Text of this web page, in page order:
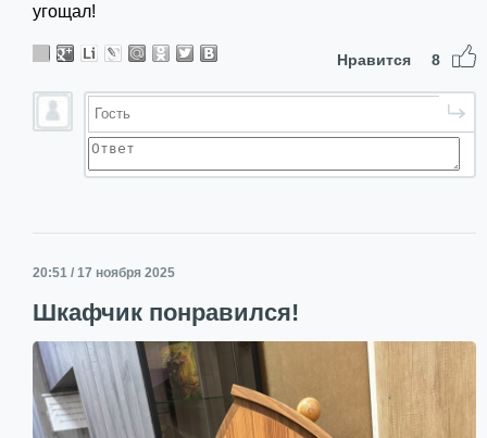
угощал!
Нравится 8
20:51 / 17 ноября 2025
Шкафчик понравился!